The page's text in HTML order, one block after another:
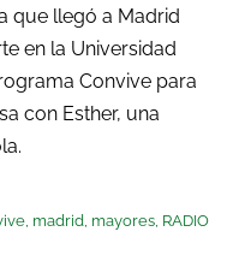
que llegó a Madrid
en la Universidad
Convive para
con Esther, una
madrid mayores RADIO